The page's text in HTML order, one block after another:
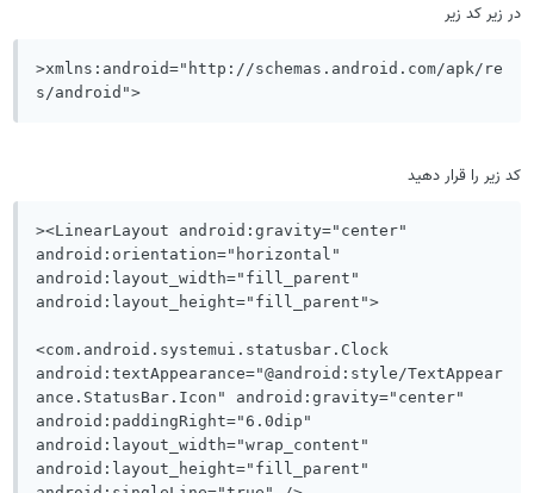
در زیر کد زیر
>xmlns:android="http://schemas.android.com/apk/re
s/android">
کد زیر را قرار دهید
><LinearLayout android:gravity="center"
android:orientation="horizontal"
android:layout_width="fill_parent"
android:layout_height="fill_parent">
<com.android.systemui.statusbar.Clock
android:textAppearance="@android:style/TextAppear
ance.StatusBar.Icon" android:gravity="center"
android:paddingRight="6.0dip"
android:layout_width="wrap_content"
android:layout_height="fill_parent"